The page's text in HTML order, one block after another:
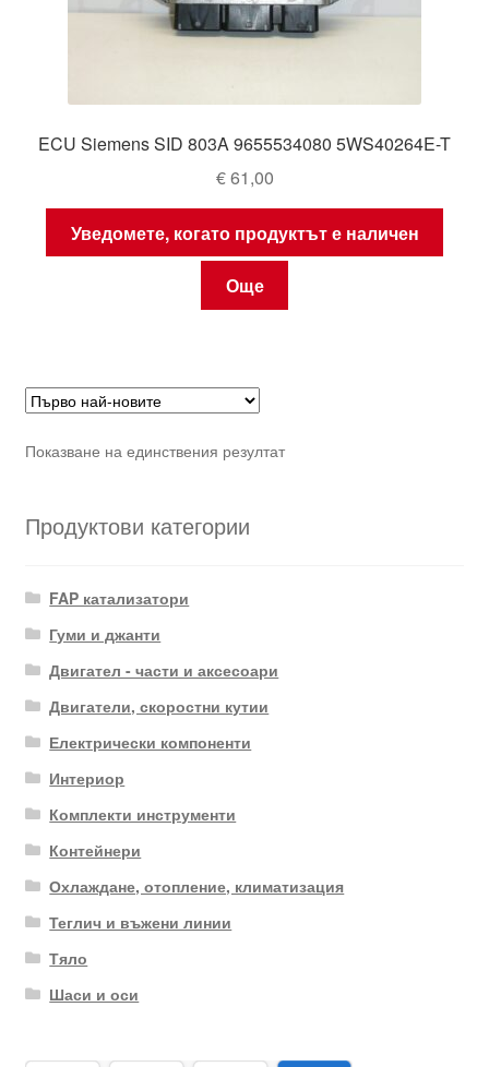
ECU Siemens SID 803A 9655534080 5WS40264E-T
€61,00
Уведомете, когато продуктът е наличен
Още
Показване на единствения резултат
Продуктови категории
FAP катализатори
Гуми и джанти
Двигател - части и аксесоари
Двигатели, скоростни кутии
Електрически компоненти
Интериор
Комплекти инструменти
Контейнери
Охлаждане, отопление, климатизация
Теглич и въжени линии
Тяло
Шаси и оси